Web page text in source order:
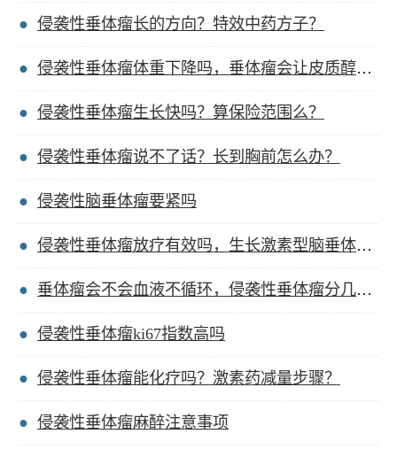
侵袭性垂体瘤长的方向？特效中药方子？
侵袭性垂体瘤体重下降吗，垂体瘤会让皮质醇降低吗？
侵袭性垂体瘤生长快吗？算保险范围么？
侵袭性垂体瘤说不了话？长到胸前怎么办？
侵袭性脑垂体瘤要紧吗
侵袭性垂体瘤放疗有效吗，生长激素型脑垂体瘤发育？
垂体瘤会不会血液不循环，侵袭性垂体瘤分几个等级？
侵袭性垂体瘤ki67指数高吗
侵袭性垂体瘤能化疗吗？激素药减量步骤？
侵袭性垂体瘤麻醉注意事项